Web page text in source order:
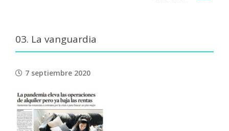
03. La vanguardia
7 septiembre 2020